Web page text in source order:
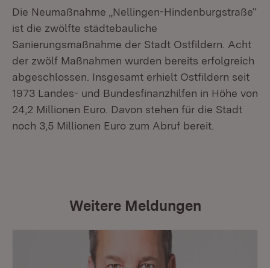
Die Neumaßnahme „Nellingen-Hindenburgstraße“
ist die zwölfte städtebauliche
Sanierungsmaßnahme der Stadt Ostfildern. Acht
der zwölf Maßnahmen wurden bereits erfolgreich
abgeschlossen. Insgesamt erhielt Ostfildern seit
1973 Landes- und Bundesfinanzhilfen in Höhe von
24,2 Millionen Euro. Davon stehen für die Stadt
noch 3,5 Millionen Euro zum Abruf bereit.
Weitere Meldungen